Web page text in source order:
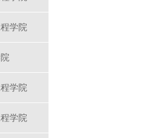
学院
学院
学院